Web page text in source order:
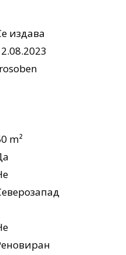
издава
m²